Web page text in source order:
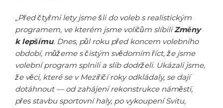
„Před čtyřmi lety jsme šli do voleb s realistickým
programem, ve kterém jsme voličům slíbiliZměny
k lepšímu. Dnes, půl roku před koncem volebního
období, můžeme s čistým svědomím říct, že jsme
volební program splnili a slib dodrželi. Ukázali jsme,
že věci, které se v Meziříčí roky odkládaly, se dají
dotáhnout — od zahájení rekonstrukce náměstí,
přes stavbu sportovní haly, po vykoupení Svitu,